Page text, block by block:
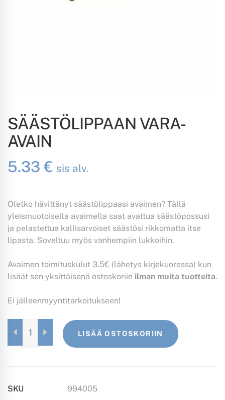
SÄÄSTÖLIPPAAN VARA-
AVAIN
5.33€ sis alv.
Oletko hävittänyt säästölippaasi avaimen? Tällä
yleismuotoisella avaimella saat avattua säästöpossusi
ja pelastettua kallisarvoiset säästösi rikkomatta itse
lipasta. Soveltuu myös vanhempiin lukkoihin.
Avaimen toimituskulut 3.5€ (lähetys kirjekuoressa) kun
lisäät sen yksittäisenä ostoskoriin ilman muita tuotteita.
Ei jälleenmyyntitarkoitukseen!
SÄÄSTÖLIPPAAN
VARA-
AVAIN
LISÄÄ OSTOSKORIIN
SKU 994005